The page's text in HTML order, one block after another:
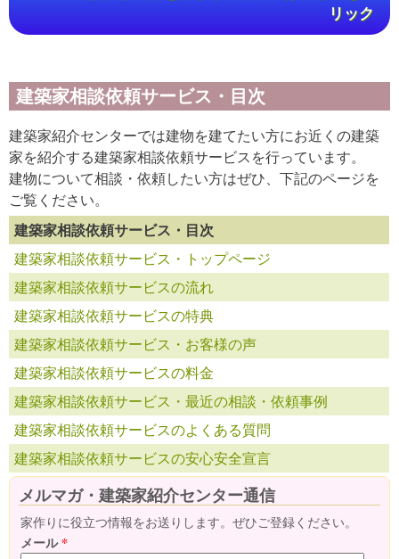
リック
建築家相談依頼サービス・目次
建築家紹介センターでは建物を建てたい方にお近くの建築
家を紹介する建築家相談依頼サービスを行っています。
建物について相談・依頼したい方はぜひ、下記のページを
ご覧ください。
建築家相談依頼サービス・目次
建築家相談依頼サービス・トップページ
建築家相談依頼サービスの流れ
建築家相談依頼サービスの特典
建築家相談依頼サービス・お客様の声
建築家相談依頼サービスの料金
建築家相談依頼サービス・最近の相談・依頼事例
建築家相談依頼サービスのよくある質問
建築家相談依頼サービスの安心安全宣言
メルマガ・建築家紹介センター通信
家作りに役立つ情報をお送りします。ぜひご登録ください。
メール*